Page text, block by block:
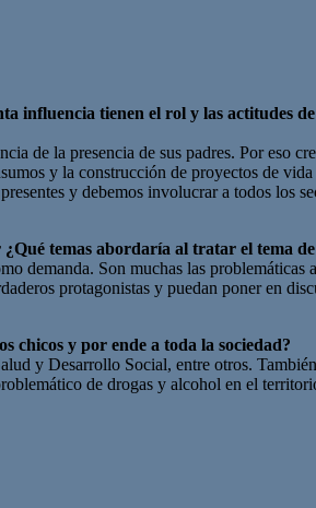
influencia tienen el rol y las actitudes
de la presencia de sus padres. Por eso
y la construcción de proyectos de
y debemos involucrar a todos los
temas abordaría al tratar el tema
demanda. Son muchas las problemáticas
protagonistas y puedan poner en
chicos y por ende a toda la sociedad?
y Desarrollo Social, entre otros.
de drogas y alcohol en el